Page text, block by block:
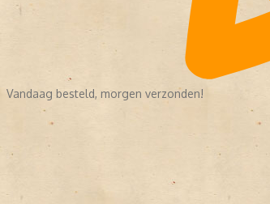
Vandaag besteld, morgen verzonden!